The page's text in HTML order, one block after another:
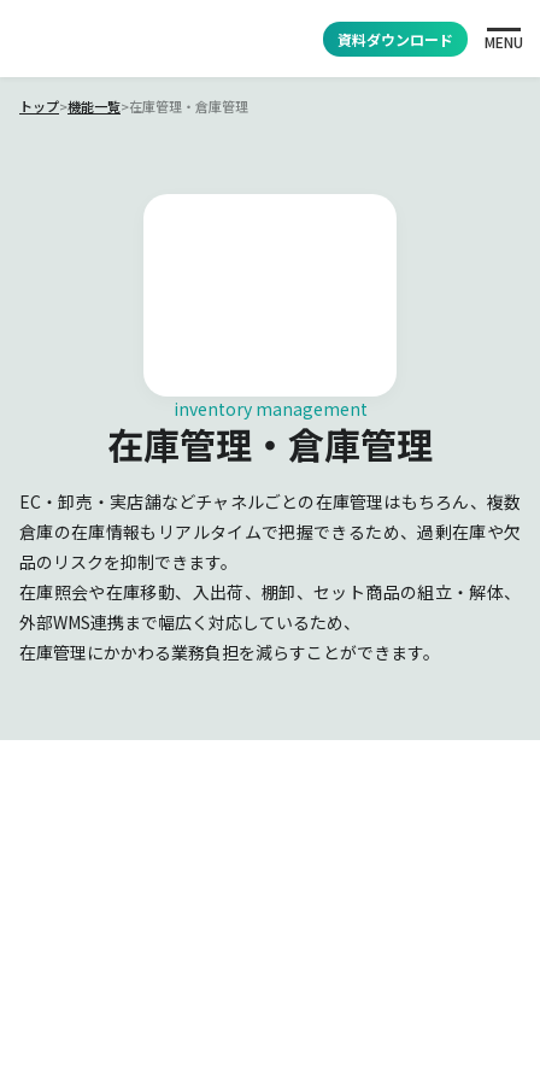
資料ダウンロード MENU
トップ>機能一覧>在庫管理・倉庫管理
inventory management
在庫管理・倉庫管理
EC・卸売・実店舗などチャネルごとの在庫管理はもちろん、複数
倉庫の在庫情報もリアルタイムで把握できるため、過剰在庫や欠
品のリスクを抑制できます。
在庫照会や在庫移動、入出荷、棚卸、セット商品の組立・解体、
外部WMS連携まで幅広く対応しているため、
在庫管理にかかわる業務負担を減らすことができます。